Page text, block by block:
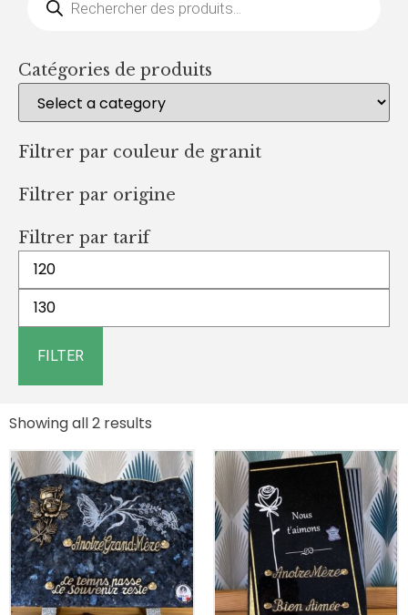
Catégories de produits
Filtrer par couleur de granit
Filtrer par origine
Filtrer par tarif
FILTER
Showing all 2 results